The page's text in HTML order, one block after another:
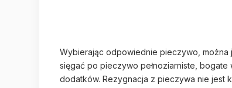
Wybierając odpowiednie pieczywo, można
sięgać po pieczywo pełnoziarniste,
dodatków. Rezygnacja z pieczywa nie jest